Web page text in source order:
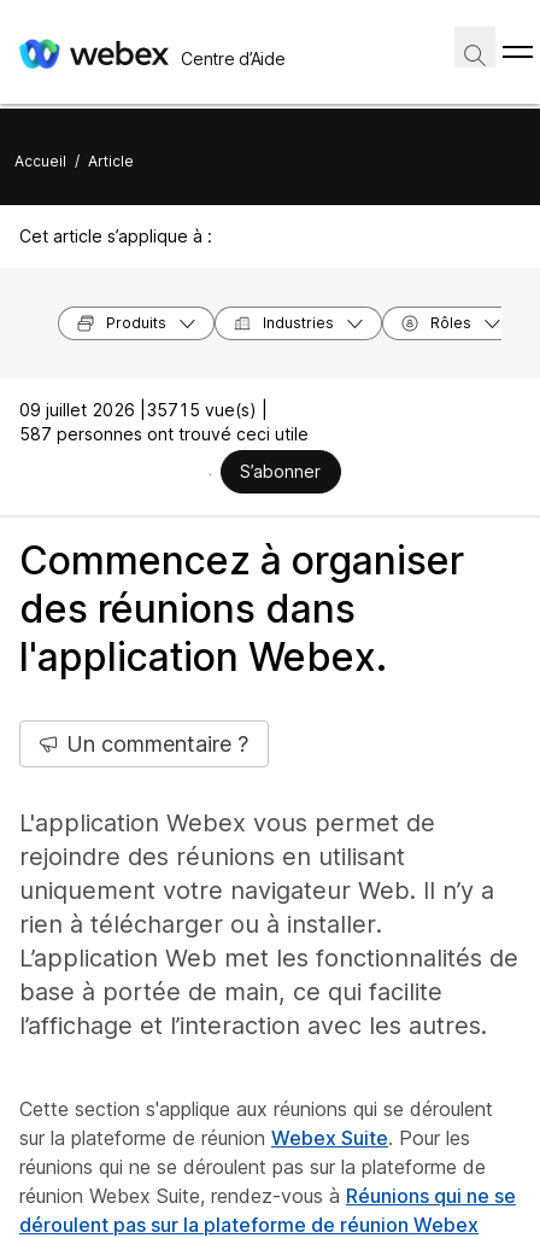
Centre d’Aide
Accueil / Article
Cet article s’applique à :
Produits Industries Rôles
09 juillet 2026 | 35715 vue(s) |
587 personnes ont trouvé ceci utile
S’abonner
Commencez à organiser
des réunions dans
l'application Webex.
Un commentaire ?
L'application Webex vous permet de
rejoindre des réunions en utilisant
uniquement votre navigateur Web. Il n’y a
rien à télécharger ou à installer.
L’application Web met les fonctionnalités de
base à portée de main, ce qui facilite
l’affichage et l’interaction avec les autres.
Cette section s'applique aux réunions qui se déroulent
sur la plateforme de réunion Webex Suite. Pour les
réunions qui ne se déroulent pas sur la plateforme de
réunion Webex Suite, rendez-vous à Réunions qui ne se
déroulent pas sur la plateforme de réunion Webex